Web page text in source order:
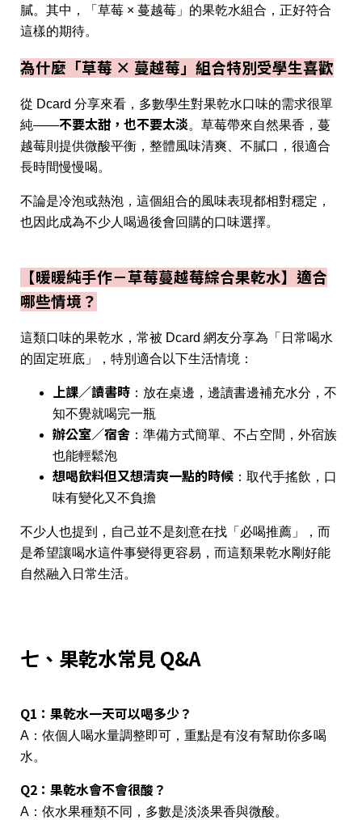
膩。其中，「草莓 × 蔓越莓」的果乾水組合，正好符合
這樣的期待。
為什麼「草莓 × 蔓越莓」組合特別受學生喜歡
從 Dcard 分享來看，多數學生對果乾水口味的需求很單
純——不要太甜，也不要太淡。草莓帶來自然果香，蔓
越莓則提供微酸平衡，整體風味清爽、不膩口，很適合
長時間慢慢喝。
不論是冷泡或熱泡，這個組合的風味表現都相對穩定，
也因此成為不少人喝過後會回購的口味選擇。
【暖暖純手作－草莓蔓越莓綜合果乾水】適合
哪些情境？
這類口味的果乾水，常被 Dcard 網友分享為「日常喝水
的固定班底」，特別適合以下生活情境：
上課／讀書時 ：放在桌邊，邊讀書邊補充水分，不
知不覺就喝完一瓶
辦公室／宿舍 ：準備方式簡單、不占空間，外宿族
也能輕鬆泡
想喝飲料但又想清爽一點的時候 ：取代手搖飲，口
味有變化又不負擔
不少人也提到，自己並不是刻意在找「必喝推薦」，而
是希望讓喝水這件事變得更容易，而這類果乾水剛好能
自然融入日常生活。
七、果乾水常見 Q&A
Q1：果乾水一天可以喝多少？
A：依個人喝水量調整即可，重點是有沒有幫助你多喝
水。
Q2：果乾水會不會很酸？
A：依水果種類不同，多數是淡淡果香與微酸。